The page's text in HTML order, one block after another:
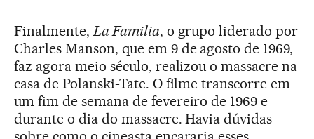
Finalmente,La Familia, o grupo liderado por
Charles Manson, que em 9 de agosto de 1969,
faz agora meio século, realizou o massacre na
casa de Polanski-Tate. O filme transcorre em
um fim de semana de fevereiro de 1969 e
durante o dia do massacre. Havia dúvidas